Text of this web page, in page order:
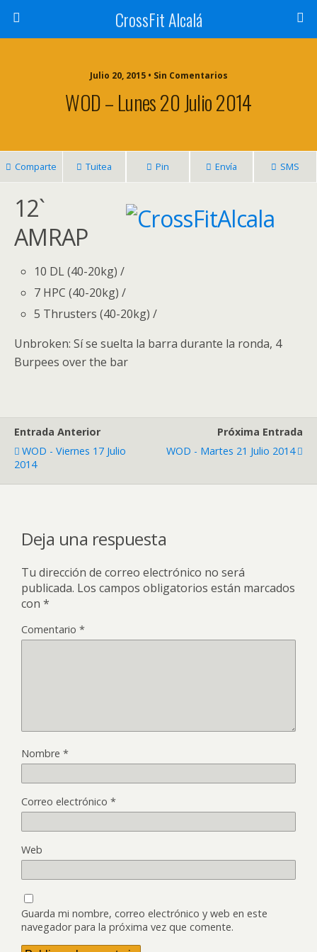
CrossFit Alcalá
Julio 20, 2015 • Sin Comentarios
WOD – Lunes 20 Julio 2014
Comparte Tuitea Pin Envía SMS
12`
AMRAP
10 DL (40-20kg) /
7 HPC (40-20kg) /
5 Thrusters (40-20kg) /
Unbroken: Sí se suelta la barra durante la ronda, 4
Burpees over the bar
Entrada Anterior
WOD - Viernes 17 Julio
2014
Próxima Entrada
WOD - Martes 21 Julio 2014
Deja una respuesta
Tu dirección de correo electrónico no será
publicada. Los campos obligatorios están marcados
con *
Comentario *
Nombre *
Correo electrónico *
Web
Guarda mi nombre, correo electrónico y web en este
navegador para la próxima vez que comente.